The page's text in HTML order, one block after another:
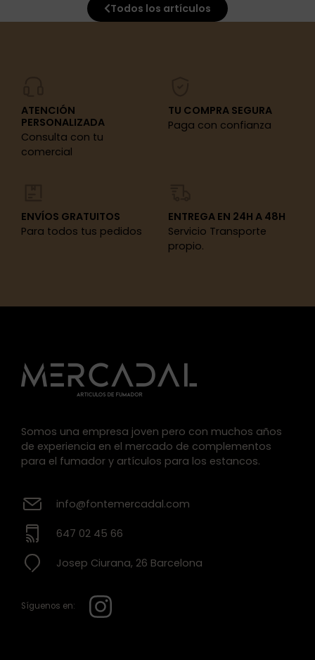
Todos los artículos
ATENCIÓN
PERSONALIZADA
Consulta con tu
comercial
TU COMPRA SEGURA
Paga con confianza
ENVÍOS GRATUITOS
Para todos tus pedidos
ENTREGA EN 24H A 48H
Servicio Transporte
propio.
Somos una empresa joven pero con muchos años
de experiencia en el mercado de complementos
para el fumador y artículos para los estancos.
info@fontemercadal.com
647 02 45 66
Josep Ciurana, 26 Barcelona
Síguenos en: